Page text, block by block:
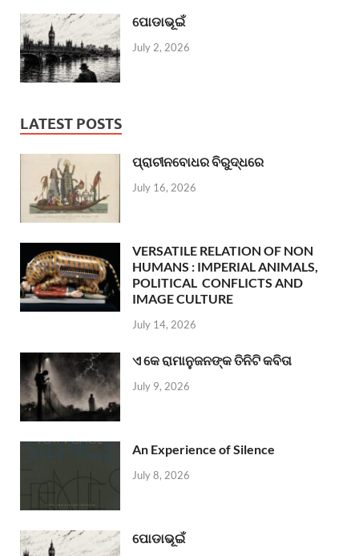
ପୋଡାଭୂଇଁ
July 2, 2026
LATEST POSTS
ପ୍ରାଚୀନବୋଧର ବିରୁଦ୍ଧରେ
July 16, 2026
VERSATILE RELATION OF NON
HUMANS : IMPERIAL ANIMALS,
POLITICAL CONFLICTS AND
IMAGE CULTURE
July 14, 2026
ଏ କେ ରାମାନୁଜନଙ୍କ ତିନିଟି କବିତା
July 9, 2026
An Experience of Silence
July 8, 2026
ପୋଡାଭୂଇଁ